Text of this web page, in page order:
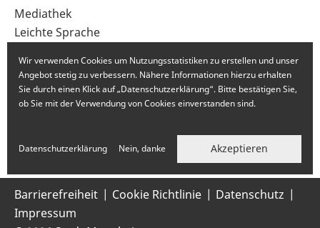
Mediathek
Leichte Sprache
Barrierefreiheit Cookie Richtlinie
Datenschutz
Impressum
Wir verwenden Cookies um Nutzungsstatistiken zu erstellen und unser
Angebot stetig zu verbessern. Nähere Informationen hierzu erhalten
Sie durch einen Klick auf „Datenschutzerklärung“. Bitte bestätigen Sie,
ob Sie mit der Verwendung von Cookies einverstanden sind.
Datenschutzerklärung Nein, danke Akzeptieren